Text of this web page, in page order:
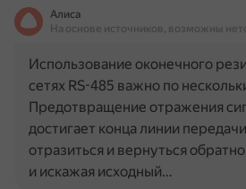
Алиса
На основе источников, возможны
Использование оконечного
сетях RS-485 важно по
Предотвращение отражения
достигает конца линии
отразиться и вернуться
и искажая исходный…